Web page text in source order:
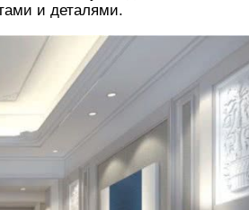
и деталями.